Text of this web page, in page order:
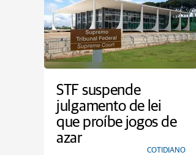
STF suspende
julgamento de lei
que proíbe jogos de
azar
COTIDIANO